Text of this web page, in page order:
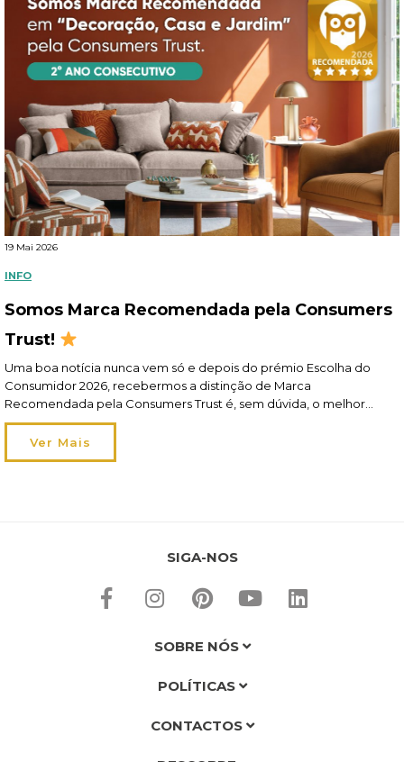
19 Mai 2026
INFO
Somos Marca Recomendada pela Consumers
Trust!
Uma boa notícia nunca vem só e depois do prémio Escolha do
Consumidor 2026, recebermos a distinção de Marca
Recomendada pela Consumers Trust é, sem dúvida, o melhor
elogio! Recomendados por si, pelo segundo ano consecutivo, este
reconhecimento reflete o nosso esforço diário em oferecer-lhe
um apoio de excelência em toda a jornada de compra […]
Ver Mais
SIGA-NOS
SOBRE NÓS
POLÍTICAS
CONTACTOS